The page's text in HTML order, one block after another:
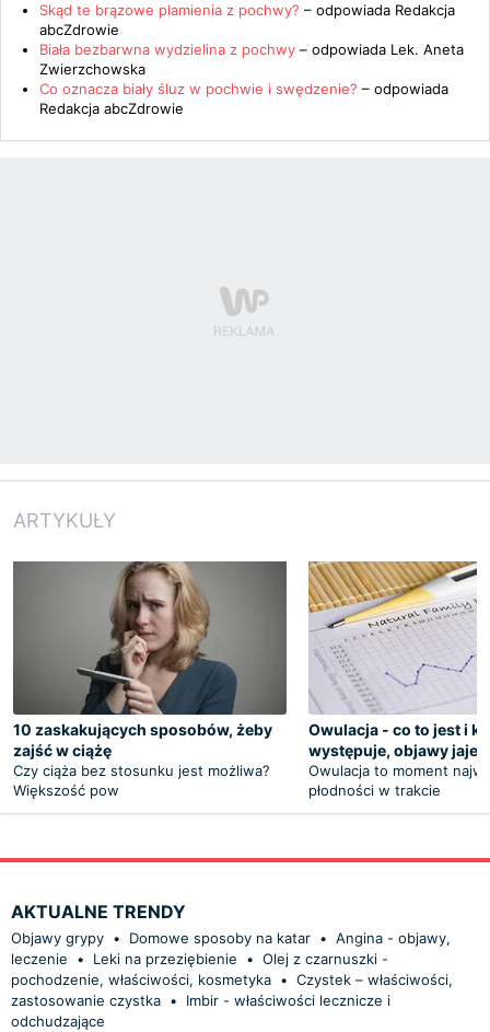
Skąd te brązowe plamienia z pochwy? – odpowiada Redakcja
abcZdrowie
Biała bezbarwna wydzielina z pochwy – odpowiada Lek. Aneta
Zwierzchowska
Co oznacza biały śluz w pochwie i swędzenie? – odpowiada
Redakcja abcZdrowie
ARTYKUŁY
10 zaskakujących sposobów, żeby
zajść w ciążę
Czy ciąża bez stosunku jest możliwa?
Większość pow
Owulacja - co to jest i
występuje, objawy
Owulacja to moment
płodności w trakcie
AKTUALNE TRENDY
Objawy grypy • Domowe sposoby na katar • Angina - objawy,
leczenie
• Leki na przeziębienie • Olej z czarnuszki -
pochodzenie, właściwości, kosmetyka • Czystek – właściwości,
zastosowanie czystka •
Imbir - właściwości lecznicze i
odchudzające